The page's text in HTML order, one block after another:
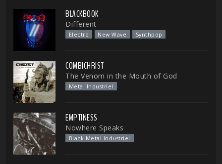
BLACKBOOK
Different
Electro New Wave Synthpop
COMBICHRIST
The Venom in the Mouth of God
Metal Industriel
EMPTINESS
Nowhere Speaks
Black Metal Industriel